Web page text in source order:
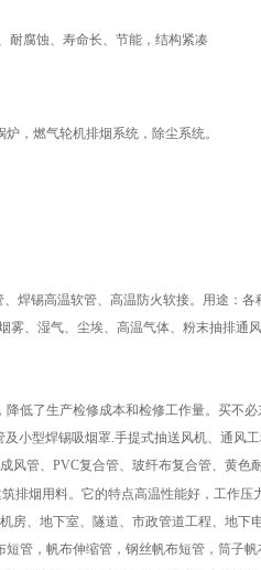
耐腐蚀、寿命长、节能，结构紧凑
，燃气轮机排烟系统，除尘系统。
焊锡高温软管、高温防火软接。用途：
、湿气、尘埃、高温气体、粉末抽排通
低了生产检修成本和检修工作量。买不
小型焊锡吸烟罩.手提式抽送风机、通风
管、PVC复合管、玻纤布复合管、黄色耐
排烟用料。它的特点高温性能好，工作压
房、地下室、隧道、市政管道工程、地下
管，帆布伸缩管，钢丝帆布短管，筒子